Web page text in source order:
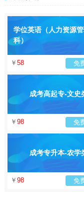
学位英语（人力资源
科）
￥ 58 免
成考高起专-文史
￥ 98 免
成考专升本-农学
￥ 98 免